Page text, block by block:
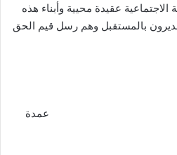
الاجتماعية عقيدة محيية وأبناء هذه
جديرون بالمستقبل وهم رسل قيم الحق
عمدة